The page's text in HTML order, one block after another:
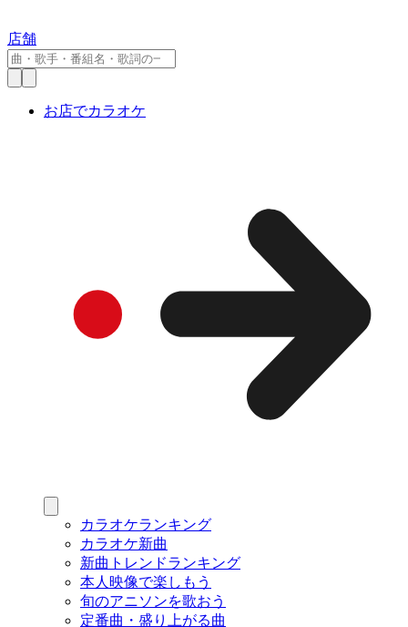
店舗
お店でカラオケ
カラオケランキング
カラオケ新曲
新曲トレンドランキング
本人映像で楽しもう
旬のアニソンを歌おう
定番曲・盛り上がる曲